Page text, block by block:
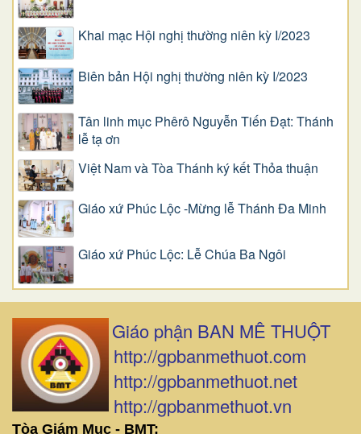
Khai mạc Hội nghị thường niên kỳ I/2023
Biên bản Hội nghị thường niên kỳ I/2023
Tân linh mục Phêrô Nguyễn Tiến Đạt: Thánh
lễ tạ ơn
Việt Nam và Tòa Thánh ký kết Thỏa thuận
Giáo xứ Phúc Lộc -Mừng lễ Thánh Đa Minh
Giáo xứ Phúc Lộc: Lễ Chúa Ba Ngôi
Giáo phận BAN MÊ THUỘT
http://gpbanmethuot.com
http://gpbanmethuot.net
http://gpbanmethuot.vn
Tòa Giám Mục - BMT: